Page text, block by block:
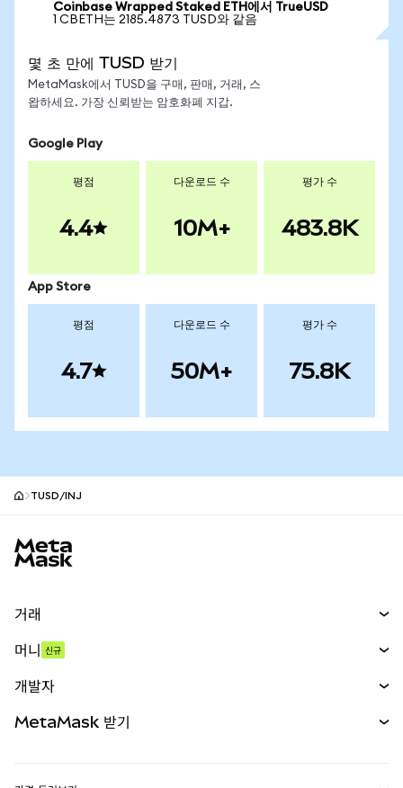
Coinbase Wrapped Staked ETH에서 TrueUSD
1 CBETH는 2185.4873 TUSD와 같음
몇 초 만에 TUSD 받기
MetaMask에서 TUSD을 구매, 판매, 거래, 스
왑하세요. 가장 신뢰받는 암호화폐 지갑.
Google Play
평점
4.4
다운로드 수
10M+
평가 수
483.8K
App Store
평점
4.7
다운로드 수
50M+
평가 수
75.8K
TUSD/INJ
거래
무기한 선물
실물자산
머니 신규
개발자
MetaMask 받기